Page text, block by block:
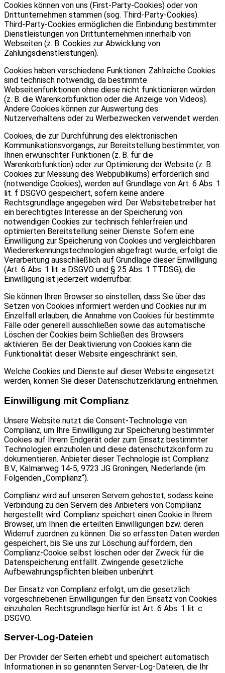
Cookies können von uns (First-Party-Cookies) oder von
Drittunternehmen stammen (sog. Third-Party-Cookies).
Third-Party-Cookies ermöglichen die Einbindung bestimmter
Dienstleistungen von Drittunternehmen innerhalb von
Webseiten (z. B. Cookies zur Abwicklung von
Zahlungsdienstleistungen).
Cookies haben verschiedene Funktionen. Zahlreiche Cookies
sind technisch notwendig, da bestimmte
Webseitenfunktionen ohne diese nicht funktionieren würden
(z. B. die Warenkorbfunktion oder die Anzeige von Videos).
Andere Cookies können zur Auswertung des
Nutzerverhaltens oder zu Werbezwecken verwendet werden.
Cookies, die zur Durchführung des elektronischen
Kommunikationsvorgangs, zur Bereitstellung bestimmter, von
Ihnen erwünschter Funktionen (z. B. für die
Warenkorbfunktion) oder zur Optimierung der Website (z. B.
Cookies zur Messung des Webpublikums) erforderlich sind
(notwendige Cookies), werden auf Grundlage von Art. 6 Abs. 1
lit. f DSGVO gespeichert, sofern keine andere
Rechtsgrundlage angegeben wird. Der Websitebetreiber hat
ein berechtigtes Interesse an der Speicherung von
notwendigen Cookies zur technisch fehlerfreien und
optimierten Bereitstellung seiner Dienste. Sofern eine
Einwilligung zur Speicherung von Cookies und vergleichbaren
Wiedererkennungstechnologien abgefragt wurde, erfolgt die
Verarbeitung ausschließlich auf Grundlage dieser Einwilligung
(Art. 6 Abs. 1 lit. a DSGVO und § 25 Abs. 1 TTDSG); die
Einwilligung ist jederzeit widerrufbar.
Sie können Ihren Browser so einstellen, dass Sie über das
Setzen von Cookies informiert werden und Cookies nur im
Einzelfall erlauben, die Annahme von Cookies für bestimmte
Fälle oder generell ausschließen sowie das automatische
Löschen der Cookies beim Schließen des Browsers
aktivieren. Bei der Deaktivierung von Cookies kann die
Funktionalität dieser Website eingeschränkt sein.
Welche Cookies und Dienste auf dieser Website eingesetzt
werden, können Sie dieser Datenschutzerklärung entnehmen.
Einwilligung mit Complianz
Unsere Website nutzt die Consent-Technologie von
Complianz, um Ihre Einwilligung zur Speicherung bestimmter
Cookies auf Ihrem Endgerät oder zum Einsatz bestimmter
Technologien einzuholen und diese datenschutzkonform zu
dokumentieren. Anbieter dieser Technologie ist Complianz
B.V., Kalmarweg 14-5, 9723 JG Groningen, Niederlande (im
Folgenden „Complianz“).
Complianz wird auf unseren Servern gehostet, sodass keine
Verbindung zu den Servern des Anbieters von Complianz
hergestellt wird. Complianz speichert einen Cookie in Ihrem
Browser, um Ihnen die erteilten Einwilligungen bzw. deren
Widerruf zuordnen zu können. Die so erfassten Daten werden
gespeichert, bis Sie uns zur Löschung auffordern, den
Complianz-Cookie selbst löschen oder der Zweck für die
Datenspeicherung entfällt. Zwingende gesetzliche
Aufbewahrungspflichten bleiben unberührt.
Der Einsatz von Complianz erfolgt, um die gesetzlich
vorgeschriebenen Einwilligungen für den Einsatz von Cookies
einzuholen. Rechtsgrundlage hierfür ist Art. 6 Abs. 1 lit. c
DSGVO.
Server-Log-Dateien
Der Provider der Seiten erhebt und speichert automatisch
Informationen in so genannten Server-Log-Dateien, die Ihr